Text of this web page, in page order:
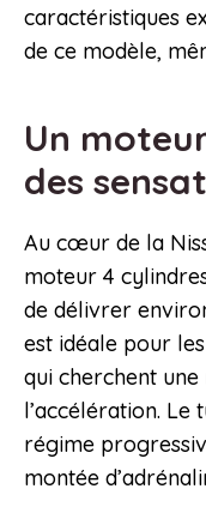
caractéristiques
de ce modèle,
Un
des
Au cœur de la
moteur 4
de délivrer
est idéale pour
qui cherchent
l’accélération.
régime
montée